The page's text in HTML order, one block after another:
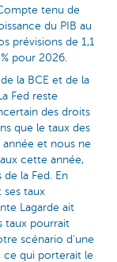
tenu de
du PIB au
prévisions de 1,1
pour 2026.
la BCE et de la
Fed reste
des droits
que le taux des
et nous ne
cette année,
la Fed. En
ses taux
Lagarde ait
taux pourrait
scénario d'une
ce qui porterait le